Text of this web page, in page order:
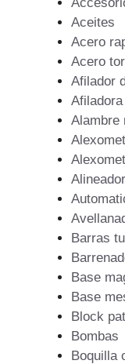
Aceites
Acero
Acero
Afilador
Alambre
Barras
Base
Base
Block
Bombas
Boquilla